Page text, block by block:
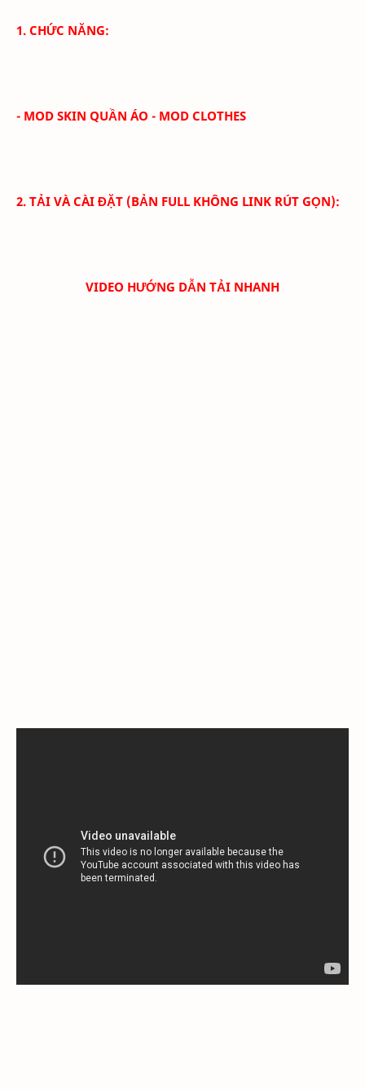
1. CHỨC NĂNG:
- MOD SKIN QUẦN ÁO - MOD CLOTHES
2. TẢI VÀ CÀI ĐẶT (BẢN FULL KHÔNG LINK RÚT GỌN):
VIDEO HƯỚNG DẪN TẢI NHANH